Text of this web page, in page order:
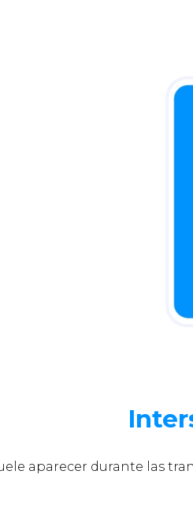
aparecer durante las